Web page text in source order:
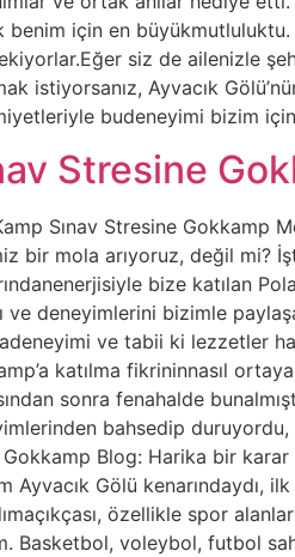
benim için en
siz de ailenizle
istiyorsanız, Ayvacık
budeneyimi bizim
Stresine
Sınav Stresine Gokkamp
bir mola arıyoruz, değil mi?
bize katılan
ve deneyimlerini bizimle
ve tabii ki lezzetler
katılma fikrininnasıl
sonra fenahalde
bahsedip
Blog: Harika bir karar
Ayvacık Gölü
özellikle spor
Basketbol, voleybol, futbol